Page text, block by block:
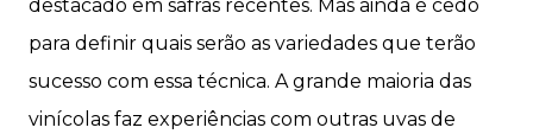
destacado em safras recentes. Mas ainda é cedo
para definir quais serão as variedades que terão
sucesso com essa técnica. A grande maioria das
vinícolas faz experiências com outras uvas de